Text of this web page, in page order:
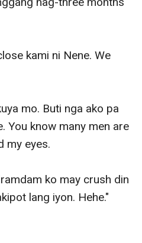
kami ni Nene. We
mo. Buti nga ako pa
You know many men are
my eyes.
ko may crush din
lang iyon. Hehe."